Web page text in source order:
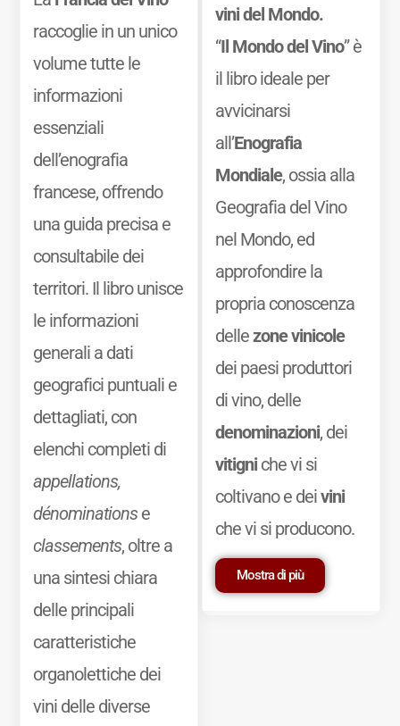
raccoglie in un unico
volume tutte le
informazioni
essenziali
dell’enografia
francese, offrendo
una guida precisa e
consultabile dei
territori. Il libro unisce
le informazioni
generali a dati
geografici puntuali e
dettagliati, con
elenchi completi di
appellations,
dénominationse
classements, oltre a
una sintesi chiara
delle principali
caratteristiche
organolettiche dei
vini delle diverse
vini del Mondo.
“Il Mondo del Vino” è
il libro ideale per
avvicinarsi
all’Enografia
Mondiale, ossia alla
Geografia del Vino
nel Mondo, ed
approfondire la
propria conoscenza
dellezone vinicole
dei paesi produttori
di vino, delle
denominazioni, dei
vitigniche vi si
coltivano e deivini
che vi si producono.
Mostra di più